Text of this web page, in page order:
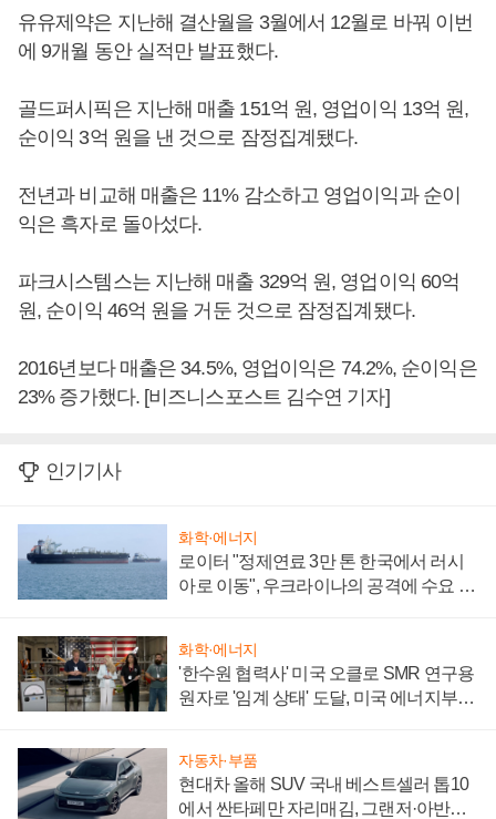
유유제약은 지난해 결산월을 3월에서 12월로 바꿔 이번
에 9개월 동안 실적만 발표했다.
골드퍼시픽은 지난해 매출 151억 원, 영업이익 13억 원,
순이익 3억 원을 낸 것으로 잠정집계됐다.
전년과 비교해 매출은 11% 감소하고 영업이익과 순이
익은 흑자로 돌아섰다.
파크시스템스는 지난해 매출 329억 원, 영업이익 60억
원, 순이익 46억 원을 거둔 것으로 잠정집계됐다.
2016년보다 매출은 34.5%, 영업이익은 74.2%, 순이익은
23% 증가했다. [비즈니스포스트 김수연 기자]
인기기사
화학·에너지
로이터 "정제연료 3만 톤 한국에서 러시
아로 이동", 우크라이나의 공격에 수요 늘
화학·에너지
'한수원 협력사' 미국 오클로 SMR 연구용
원자로 '임계 상태' 도달, 미국 에너지부
자동차·부품
현대차 올해 SUV 국내 베스트셀러 톱10
에서 싼타페만 자리매김, 그랜저·아반떼